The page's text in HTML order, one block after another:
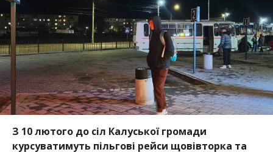
З 10 лютого до сіл Калуської громади
курсуватимуть пільгові рейси щовівторка та